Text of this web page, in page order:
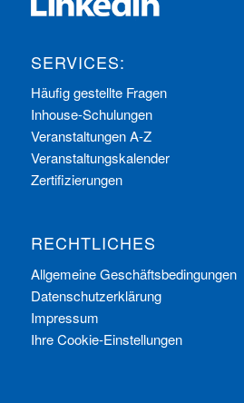
SERVICES:
Häufig gestellte Fragen
Inhouse-Schulungen
Veranstaltungen A-Z
Veranstaltungskalender
Zertifizierungen
RECHTLICHES
Allgemeine Geschäftsbedingungen
Datenschutzerklärung
Impressum
Ihre Cookie-Einstellungen